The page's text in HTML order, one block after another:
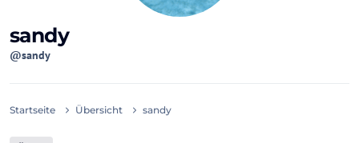
sandy
@sandy
Startseite Übersicht sandy